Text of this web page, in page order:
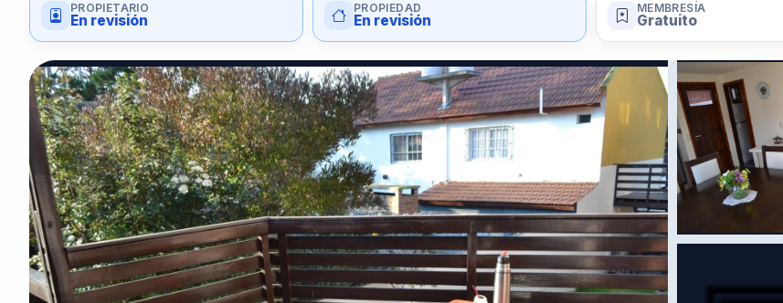
PROPIETARIO
En revisión
PROPIEDAD
En revisión
MEMBRESÍA
Gratuito